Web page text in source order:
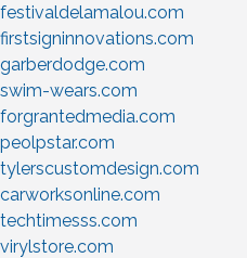
festivaldelamalou.com
firstsigninnovations.com
garberdodge.com
swim-wears.com
forgrantedmedia.com
peolpstar.com
tylerscustomdesign.com
carworksonline.com
techtimesss.com
virylstore.com